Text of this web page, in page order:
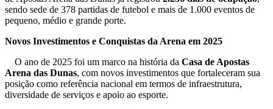
sendo sede de 378 partidas de futebol e mais de 1.000 eventos de
pequeno, médio e grande porte.
Novos Investimentos e Conquistas da Arena em 2025
O ano de 2025 foi um marco na história da Casa de Apostas
Arena das Dunas, com novos investimentos que fortaleceram sua
posição como referência nacional em termos de infraestrutura,
diversidade de serviços e apoio ao esporte.